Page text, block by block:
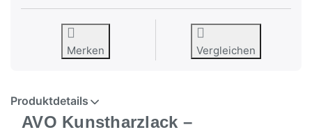
Merken Vergleichen
Produktdetails
AVO Kunstharzlack –